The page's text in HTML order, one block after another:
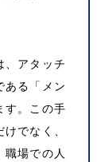
、アタッチ
ある「メン
す。この手
でなく、
職場での人